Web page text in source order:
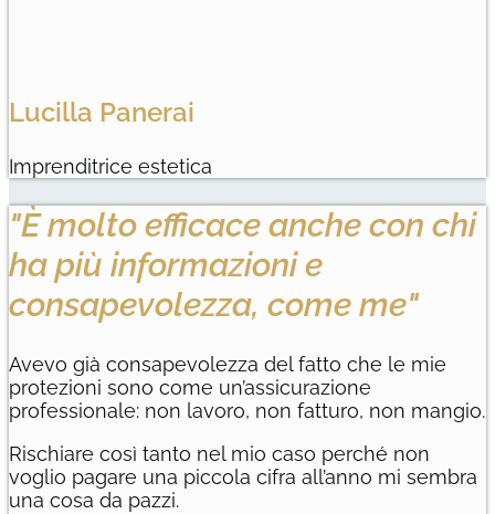
Lucilla Panerai
Imprenditrice estetica
"È molto efficace anche con chi
ha più informazioni e
consapevolezza, come me"
Avevo già consapevolezza del fatto che le mie
protezioni sono come un’assicurazione
professionale: non lavoro, non fatturo, non mangio.
Rischiare così tanto nel mio caso perché non
voglio pagare una piccola cifra all’anno mi sembra
una cosa da pazzi.